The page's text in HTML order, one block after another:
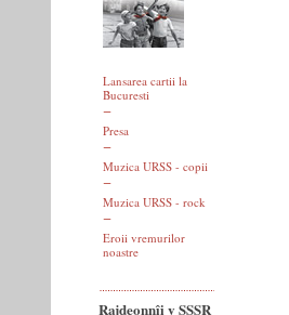
Lansarea cartii la
Bucuresti
Presa
Muzica URSS - copii
Muzica URSS - rock
Eroii vremurilor
noastre
Rajdeonnîi v SSSR